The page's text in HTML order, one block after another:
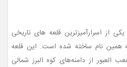
قلعه الموت Alamut Castle یکی از اسرارآمیزترین قلعه های تاریخی
همین نام ساخته شده است. این قلعه
از دامنه‌های کوه البرز شمالی